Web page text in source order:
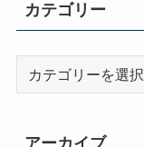
カテゴリー
リ